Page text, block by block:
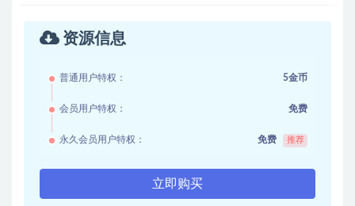
资源信息
普通用户特权： 5金币
会员用户特权： 免费
永久会员用户特权： 免费 推荐
立即购买